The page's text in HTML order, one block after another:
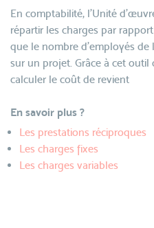
En comptabilité, l’Unité
répartir les charges par
que le nombre d’employés de
sur un projet. Grâce à cet
calculer le coût de revient
En savoir plus ?
Les prestations réciproques
Les charges fixes
Les charges variables